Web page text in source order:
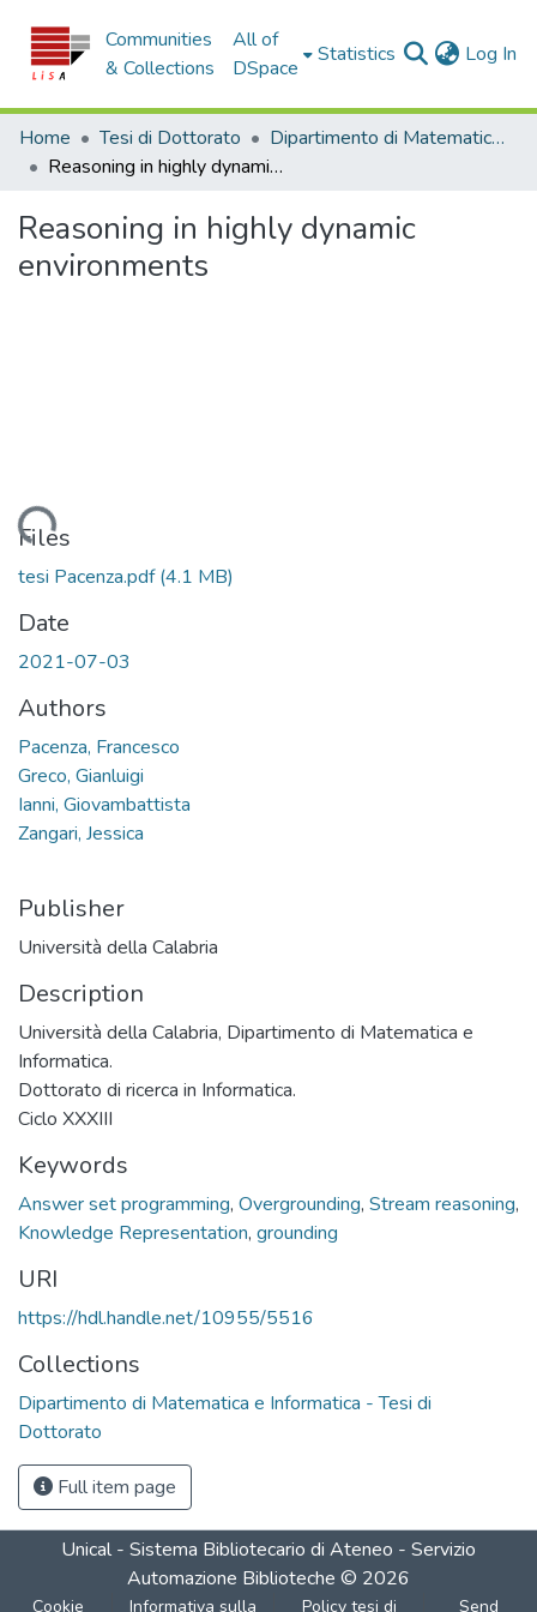
Communities
& Collections
All of
DSpace
Statistics Log In
Home Tesi di Dottorato
Dipartimento di Matematica e Informatica - Tesi di Dottorato
Reasoning in highly dynamic environments
Reasoning in highly dynamic
environments
Loading...
Files
tesi Pacenza.pdf(4.1 MB)
Date
2021-07-03
Authors
Pacenza, Francesco
Greco, Gianluigi
Ianni, Giovambattista
Zangari, Jessica
Publisher
Università della Calabria
Description
Università della Calabria, Dipartimento di Matematica e
Informatica.
Dottorato di ricerca in Informatica.
Ciclo XXXIII
Keywords
Answer set programming, Overgrounding, Stream reasoning,
Knowledge Representation, grounding
URI
https://hdl.handle.net/10955/5516
Collections
Dipartimento di Matematica e Informatica - Tesi di
Dottorato
Full item page
Unical - Sistema Bibliotecario di Ateneo - Servizio
Automazione Biblioteche © 2026
Cookie Informativa sulla Policy tesi di Send